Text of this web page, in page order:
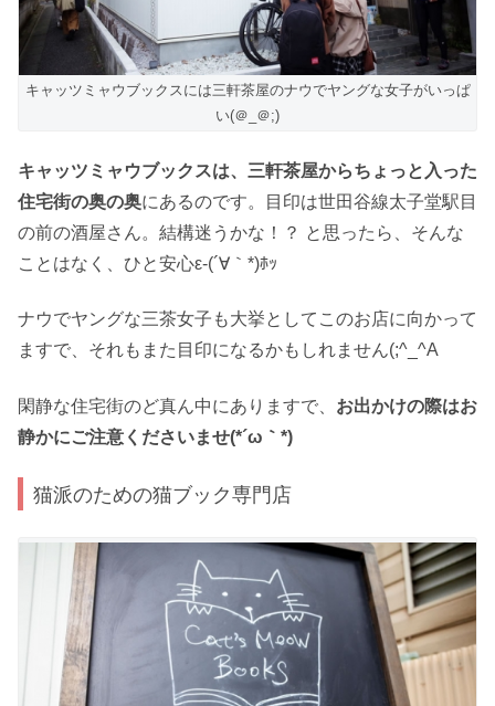
キャッツミャウブックスには三軒茶屋のナウでヤングな女子がいっぱ
い(＠_＠;)
キャッツミャウブックスは、三軒茶屋からちょっと入った
住宅街の奥の奥にあるのです。目印は世田谷線太子堂駅目
の前の酒屋さん。結構迷うかな！？ と思ったら、そんな
ことはなく、ひと安心ε-(´∀｀*)ﾎｯ
ナウでヤングな三茶女子も大挙としてこのお店に向かって
ますで、それもまた目印になるかもしれません(;^_^A
閑静な住宅街のど真ん中にありますで、 お出かけの際はお
静かにご注意くださいませ(*´ω｀*)
猫派のための猫ブック専門店